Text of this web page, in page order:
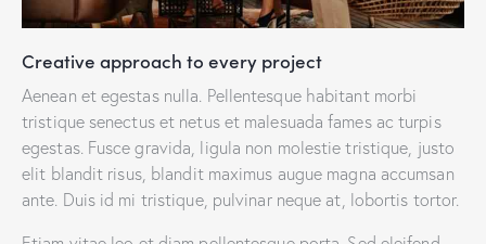
Creative approach to every project
Aenean et egestas nulla. Pellentesque habitant morbi
tristique senectus et netus et malesuada fames ac turpis
egestas. Fusce gravida, ligula non molestie tristique, justo
elit blandit risus, blandit maximus augue magna accumsan
ante. Duis id mi tristique, pulvinar neque at, lobortis tortor.